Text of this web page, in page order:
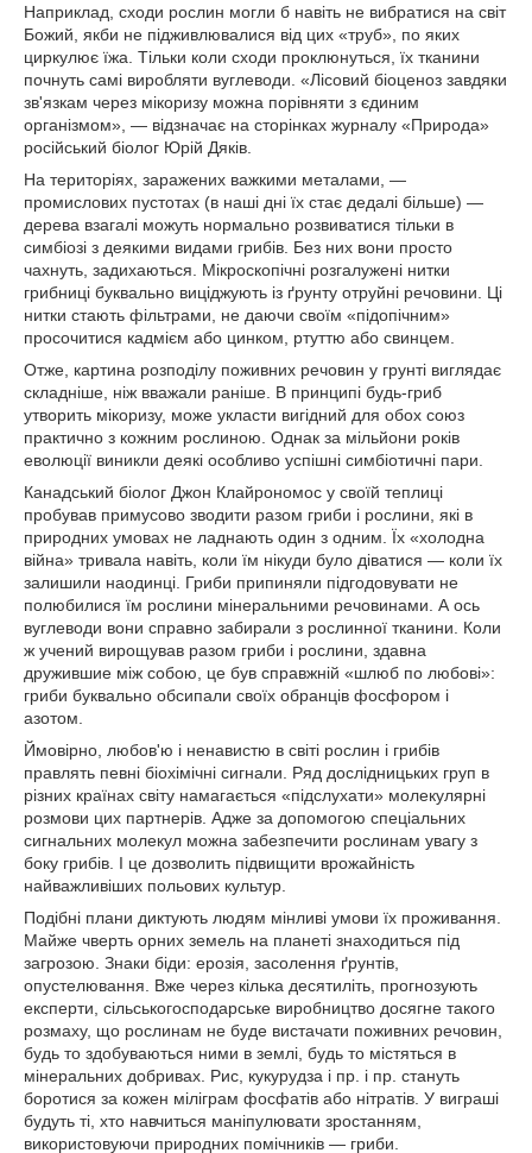
Наприклад, сходи рослин могли б навіть не вибратися на світ
Божий, якби не підживлювалися від цих «труб», по яких
циркулює їжа. Тільки коли сходи проклюнуться, їх тканини
почнуть самі виробляти вуглеводи. «Лісовий біоценоз завдяки
зв'язкам через мікоризу можна порівняти з єдиним
організмом», — відзначає на сторінках журналу «Природа»
російський біолог Юрій Дяків.
На територіях, заражених важкими металами, —
промислових пустотах (в наші дні їх стає дедалі більше) —
дерева взагалі можуть нормально розвиватися тільки в
симбіозі з деякими видами грибів. Без них вони просто
чахнуть, задихаються. Мікроскопічні розгалужені нитки
грибниці буквально виціджують із ґрунту отруйні речовини. Ці
нитки стають фільтрами, не даючи своїм «підопічним»
просочитися кадмієм або цинком, ртуттю або свинцем.
Отже, картина розподілу поживних речовин у грунті виглядає
складніше, ніж вважали раніше. В принципі будь-гриб
утворить мікоризу, може укласти вигідний для обох союз
практично з кожним рослиною. Однак за мільйони років
еволюції виникли деякі особливо успішні симбіотичні пари.
Канадський біолог Джон Клайрономос у своїй теплиці
пробував примусово зводити разом гриби і рослини, які в
природних умовах не ладнають один з одним. Їх «холодна
війна» тривала навіть, коли їм нікуди було діватися — коли їх
залишили наодинці. Гриби припиняли підгодовувати не
полюбилися їм рослини мінеральними речовинами. А ось
вуглеводи вони справно забирали з рослинної тканини. Коли
ж учений вирощував разом гриби і рослини, здавна
дружившие між собою, це був справжній «шлюб по любові»:
гриби буквально обсипали своїх обранців фосфором і
азотом.
Ймовірно, любов'ю і ненавистю в світі рослин і грибів
правлять певні біохімічні сигнали. Ряд дослідницьких груп в
різних країнах світу намагається «підслухати» молекулярні
розмови цих партнерів. Адже за допомогою спеціальних
сигнальних молекул можна забезпечити рослинам увагу з
боку грибів. І це дозволить підвищити врожайність
найважливіших польових культур.
Подібні плани диктують людям мінливі умови їх проживання.
Майже чверть орних земель на планеті знаходиться під
загрозою. Знаки біди: ерозія, засолення ґрунтів,
опустелювання. Вже через кілька десятиліть, прогнозують
експерти, сільськогосподарське виробництво досягне такого
розмаху, що рослинам не буде вистачати поживних речовин,
будь то здобуваються ними в землі, будь то містяться в
мінеральних добривах. Рис, кукурудза і пр. і пр. стануть
боротися за кожен міліграм фосфатів або нітратів. У виграші
будуть ті, хто навчиться маніпулювати зростанням,
використовуючи природних помічників — гриби.